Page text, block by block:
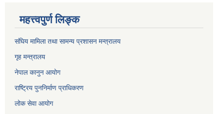
महत्त्वपुर्ण लिङ्क
संघिय मामिला तथा सामन्य प्रशासन मन्त्रालय
गृह मन्त्रालय
नेपाल कानुन आयोग
राष्ट्रिय पुननिर्माण प्राधिकरण
लोक सेवा आयोग